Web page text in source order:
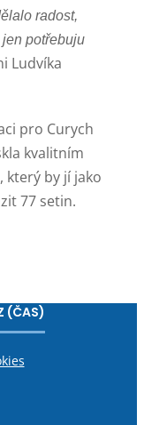
radost,
potřebuju
Ludvíka
pro Curych
kvalitním
který by jí jako
77 setin.
(ČAS)